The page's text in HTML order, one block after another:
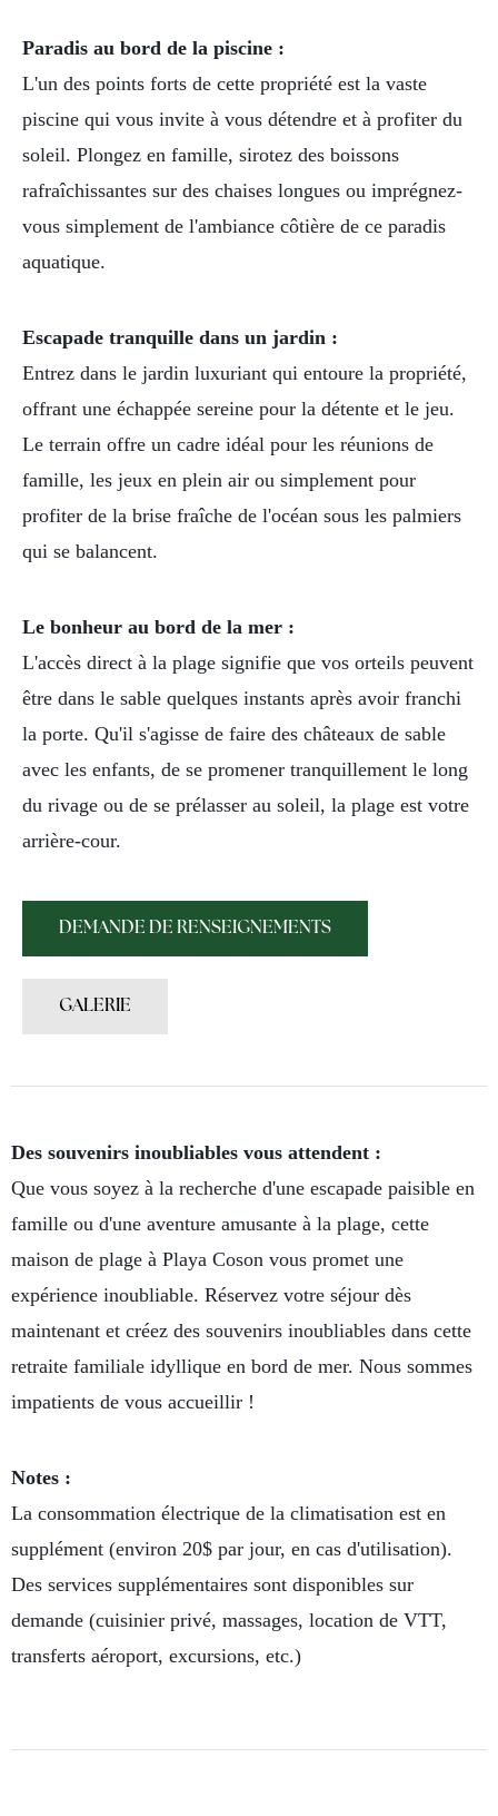
Paradis au bord de la piscine :
L'un des points forts de cette propriété est la vaste
piscine qui vous invite à vous détendre et à profiter du
soleil. Plongez en famille, sirotez des boissons
rafraîchissantes sur des chaises longues ou imprégnez-
vous simplement de l'ambiance côtière de ce paradis
aquatique.
Escapade tranquille dans un jardin :
Entrez dans le jardin luxuriant qui entoure la propriété,
offrant une échappée sereine pour la détente et le jeu.
Le terrain offre un cadre idéal pour les réunions de
famille, les jeux en plein air ou simplement pour
profiter de la brise fraîche de l'océan sous les palmiers
qui se balancent.
Le bonheur au bord de la mer :
L'accès direct à la plage signifie que vos orteils peuvent
être dans le sable quelques instants après avoir franchi
la porte. Qu'il s'agisse de faire des châteaux de sable
avec les enfants, de se promener tranquillement le long
du rivage ou de se prélasser au soleil, la plage est votre
arrière-cour.
DEMANDE DE RENSEIGNEMENTS
GALERIE
Des souvenirs inoubliables vous attendent :
Que vous soyez à la recherche d'une escapade paisible en
famille ou d'une aventure amusante à la plage, cette
maison de plage à Playa Coson vous promet une
expérience inoubliable. Réservez votre séjour dès
maintenant et créez des souvenirs inoubliables dans cette
retraite familiale idyllique en bord de mer. Nous sommes
impatients de vous accueillir !
Notes :
La consommation électrique de la climatisation est en
supplément (environ 20$ par jour, en cas d'utilisation).
Des services supplémentaires sont disponibles sur
demande (cuisinier privé, massages, location de VTT,
transferts aéroport, excursions, etc.)